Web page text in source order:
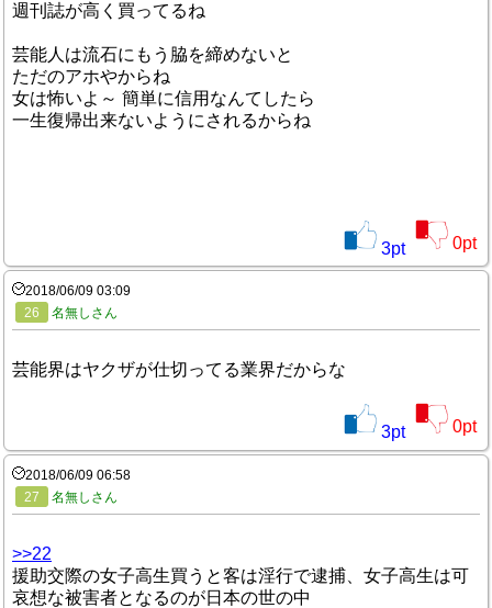
週刊誌が高く買ってるね
芸能人は流石にもう脇を締めないと
ただのアホやからね
女は怖いよ～ 簡単に信用なんてしたら
一生復帰出来ないようにされるからね
3pt 0pt
2018/06/09 03:09
26
名無しさん
芸能界はヤクザが仕切ってる業界だからな
3pt 0pt
2018/06/09 06:58
27
名無しさん
>>22
援助交際の女子高生買うと客は淫行で逮捕、女子高生は可
哀想な被害者となるのが日本の世の中